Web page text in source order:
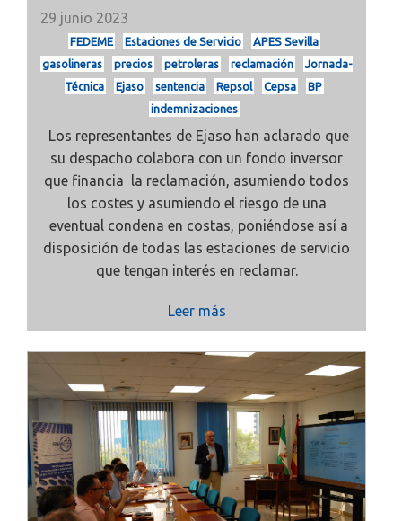
29 junio 2023
FEDEME Estaciones de Servicio
APES Sevilla
gasolineras
precios petroleras reclamación
Jornada-
Técnica
Ejaso sentencia Repsol Cepsa
BP
indemnizaciones
Los representantes de Ejaso han aclarado que
su despacho colabora con un fondo inversor
que financia la reclamación, asumiendo todos
los costes y asumiendo el riesgo de una
eventual condena en costas, poniéndose así a
disposición de todas las estaciones de servicio
que tengan interés en reclamar.
Leer más